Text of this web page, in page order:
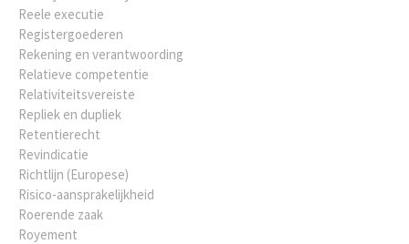
Reele executie
Registergoederen
Rekening en verantwoording
Relatieve competentie
Relativiteitsvereiste
Repliek en dupliek
Retentierecht
Revindicatie
Richtlijn (Europese)
Risico-aansprakelijkheid
Roerende zaak
Royement